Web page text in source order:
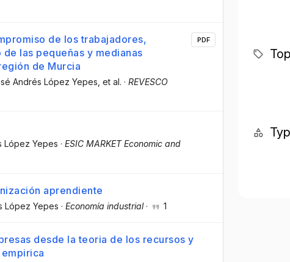
de los trabajadores,
las pequeñas y medianas
de Murcia
Andrés López Yepes , et al. · REVESCO
PDF
López Yepes · ESIC MARKET Economic and
aprendiente
López Yepes · Economía industrial· 1
desde la teoria de los recursos y